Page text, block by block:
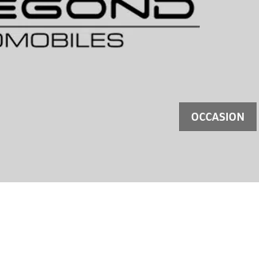
OCCASION